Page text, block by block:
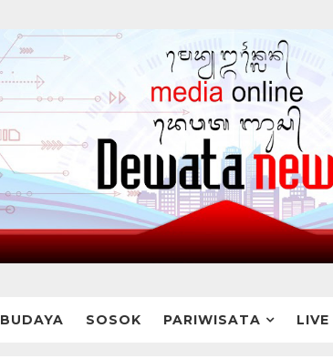
BUDAYA SOSOK PARIWISATA